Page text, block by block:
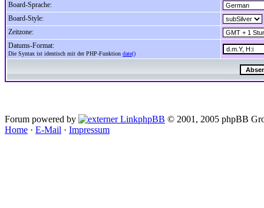
Board-Sprache:
Board-Style:
Zeitzone:
Datums-Format:
Die Syntax ist identisch mit der PHP-Funktion date()
Forum powered by phpBB © 2001, 2005 phpBB
Home · E-Mail · Impressum